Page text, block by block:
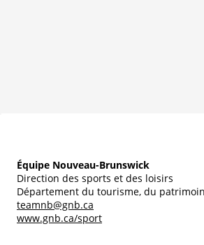
Équipe Nouveau-Brunswick
Direction des sports et des loisirs
Département du tourisme, du
teamnb@gnb.ca
www.gnb.ca/sport